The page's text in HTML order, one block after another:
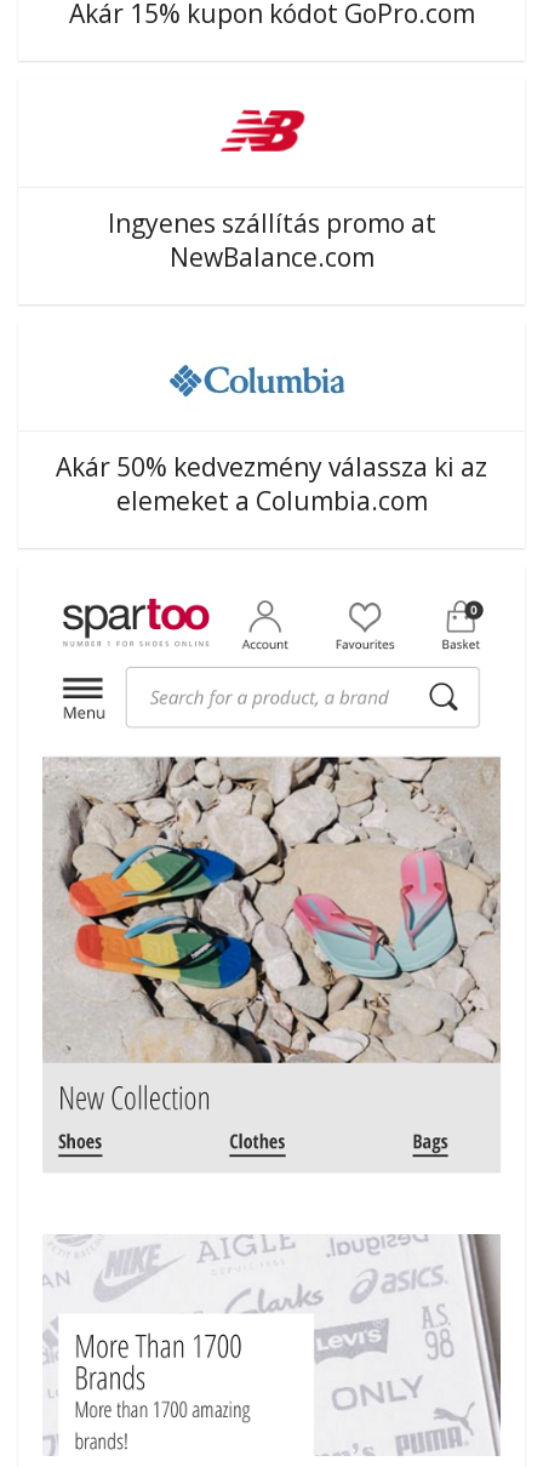
Akár 15% kupon kódot GoPro.com
Ingyenes szállítás promo at
NewBalance.com
Akár 50% kedvezmény válassza ki az
elemeket a Columbia.com